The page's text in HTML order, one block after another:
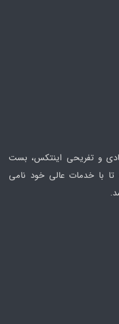
و تفریحی اینتکس، بست
با خدمات عالی خود نامی